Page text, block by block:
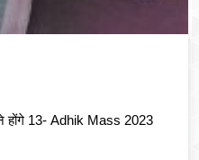
होंगे 13- Adhik Mass 2023